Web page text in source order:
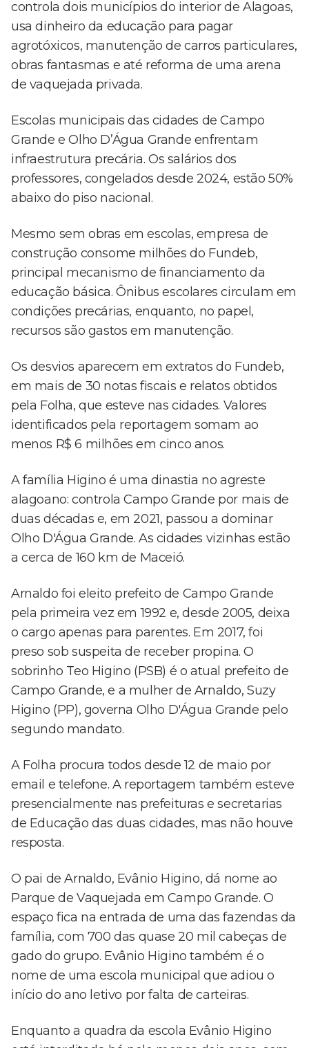
controla dois municípios do interior de Alagoas,
usa dinheiro da educação para pagar
agrotóxicos, manutenção de carros particulares,
obras fantasmas e até reforma de uma arena
de vaquejada privada.
Escolas municipais das cidades de Campo
Grande e Olho D’Água Grande enfrentam
infraestrutura precária. Os salários dos
professores, congelados desde 2024, estão 50%
abaixo do piso nacional.
Mesmo sem obras em escolas, empresa de
construção consome milhões do Fundeb,
principal mecanismo de financiamento da
educação básica. Ônibus escolares circulam em
condições precárias, enquanto, no papel,
recursos são gastos em manutenção.
Os desvios aparecem em extratos do Fundeb,
em mais de 30 notas fiscais e relatos obtidos
pela Folha, que esteve nas cidades. Valores
identificados pela reportagem somam ao
menos R$ 6 milhões em cinco anos.
A família Higino é uma dinastia no agreste
alagoano: controla Campo Grande por mais de
duas décadas e, em 2021, passou a dominar
Olho D'Água Grande. As cidades vizinhas estão
a cerca de 160 km de Maceió.
Arnaldo foi eleito prefeito de Campo Grande
pela primeira vez em 1992 e, desde 2005, deixa
o cargo apenas para parentes. Em 2017, foi
preso sob suspeita de receber propina. O
sobrinho Teo Higino (PSB) é o atual prefeito de
Campo Grande, e a mulher de Arnaldo, Suzy
Higino (PP), governa Olho D'Água Grande pelo
segundo mandato.
A Folha procura todos desde 12 de maio por
email e telefone. A reportagem também esteve
presencialmente nas prefeituras e secretarias
de Educação das duas cidades, mas não houve
resposta.
O pai de Arnaldo, Evânio Higino, dá nome ao
Parque de Vaquejada em Campo Grande. O
espaço fica na entrada de uma das fazendas da
família, com 700 das quase 20 mil cabeças de
gado do grupo. Evânio Higino também é o
nome de uma escola municipal que adiou o
início do ano letivo por falta de carteiras.
Enquanto a quadra da escola Evânio Higino